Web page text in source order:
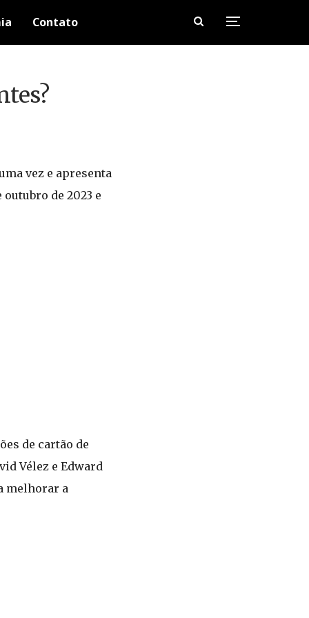
Contato
vez e apresenta
de 2023 e
de cartão de
Vélez e Edward
melhorar a